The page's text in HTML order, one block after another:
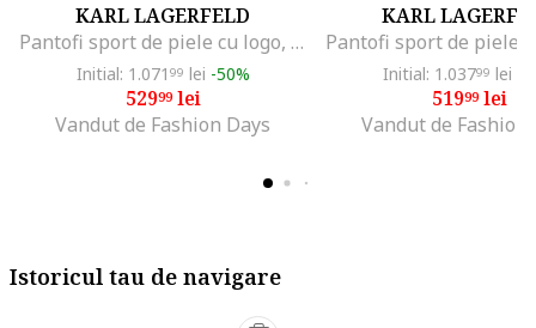
KARL LAGERFELD
Pantofi sport de piele cu logo, Alb
Initial: 1.071 99 lei -50%
52999lei
Vandut de Fashion Days
KARL
Initial: 1.03799 lei
51999lei
Vandut de Fashion
Istoricul tau de navigare